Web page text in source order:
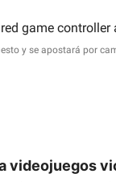
y se apostará por
videojuegos